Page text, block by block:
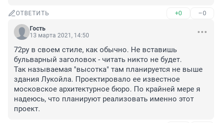
ОТВЕТИТЬ +0 –0
Гость
13 марта 2021, 14:50
72ру в своем стиле, как обычно. Не вставишь
бульварный заголовок - читать никто не будет.
Так называемая "высотка" там планируется не выше
здания Лукойла. Проектировало ее известное
московское архитектурное бюро. По крайней мере я
надеюсь, что планируют реализовать именно этот
проект.